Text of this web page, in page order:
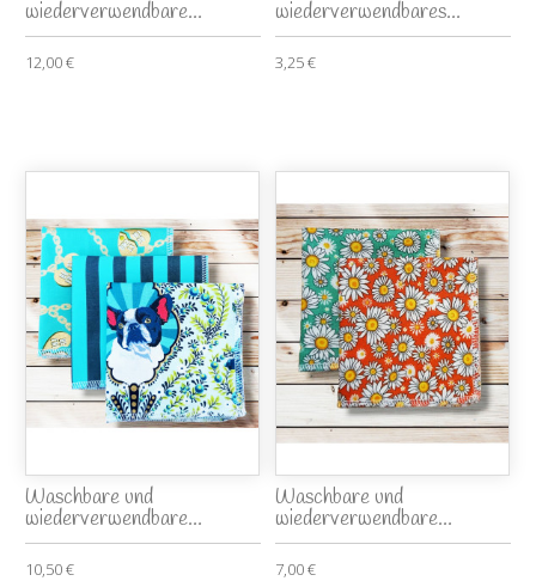
wiederverwendbare...
12,00 €
wiederverwendbares...
3,25 €
Waschbare und
wiederverwendbare...
10,50 €
Waschbare und
wiederverwendbare...
7,00 €